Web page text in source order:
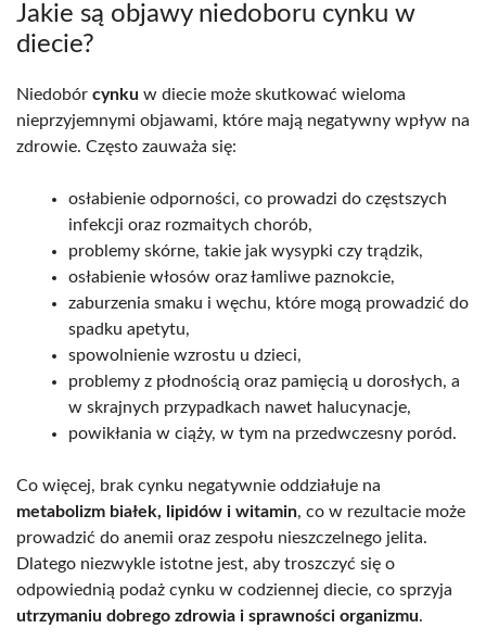
Jakie są objawy niedoboru cynku w
diecie?
Niedobór cynku w diecie może skutkować wieloma
nieprzyjemnymi objawami, które mają negatywny wpływ na
zdrowie. Często zauważa się:
osłabienie odporności, co prowadzi do częstszych
infekcji oraz rozmaitych chorób,
problemy skórne, takie jak wysypki czy trądzik,
osłabienie włosów oraz łamliwe paznokcie,
zaburzenia smaku i węchu, które mogą prowadzić do
spadku apetytu,
spowolnienie wzrostu u dzieci,
problemy z płodnością oraz pamięcią u dorosłych, a
w skrajnych przypadkach nawet halucynacje,
powikłania w ciąży, w tym na przedwczesny poród.
Co więcej, brak cynku negatywnie oddziałuje na
metabolizm białek, lipidów i witamin, co w rezultacie może
prowadzić do anemii oraz zespołu nieszczelnego jelita.
Dlatego niezwykle istotne jest, aby troszczyć się o
odpowiednią podaż cynku w codziennej diecie, co sprzyja
utrzymaniu dobrego zdrowia i sprawności organizmu.